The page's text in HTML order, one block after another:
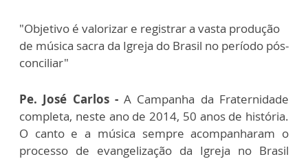
"Objetivo é valorizar e registrar a vasta produção
de música sacra da Igreja do Brasil no período pós-
conciliar"
Pe. José Carlos -A Campanha da Fraternidade
completa, neste ano de 2014, 50 anos de história.
O canto e a música sempre acompanharam o
processo de evangelização da Igreja no Brasil